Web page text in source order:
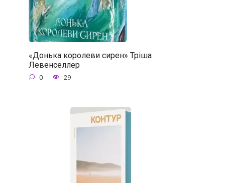
«Донька королеви сирен» Тріша
Левенселлер
0 29